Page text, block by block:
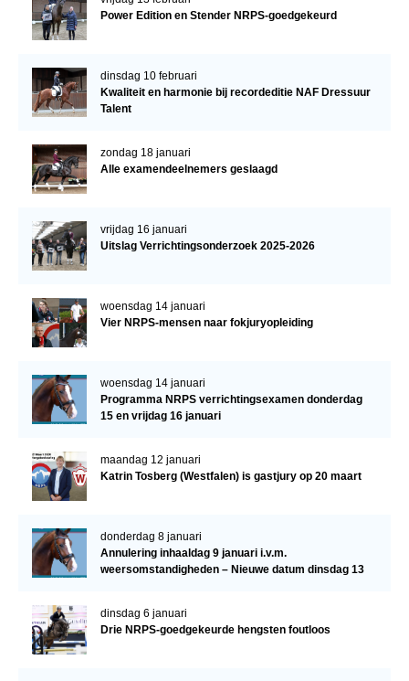
Power Edition en Stender NRPS-goedgekeurd
dinsdag 10 februari
Kwaliteit en harmonie bij recordeditie NAF Dressuur
Talent
zondag 18 januari
Alle examendeelnemers geslaagd
vrijdag 16 januari
Uitslag Verrichtingsonderzoek 2025-2026
woensdag 14 januari
Vier NRPS-mensen naar fokjuryopleiding
woensdag 14 januari
Programma NRPS verrichtingsexamen donderdag
15 en vrijdag 16 januari
maandag 12 januari
Katrin Tosberg (Westfalen) is gastjury op 20 maart
donderdag 8 januari
Annulering inhaaldag 9 januari i.v.m.
weersomstandigheden – Nieuwe datum dinsdag 13
dinsdag 6 januari
Drie NRPS-goedgekeurde hengsten foutloos